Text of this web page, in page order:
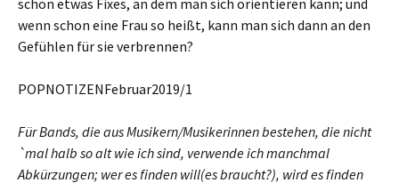
schon etwas Fixes, an dem man sich orientieren kann; und
wenn schon eine Frau so heißt, kann man sich dann an den
Gefühlen für sie verbrennen?
POPNOTIZENFebruar2019/1
Für Bands, die aus Musikern/Musikerinnenbestehen, dienicht
`malhalb so alt wie ich sind, verwende ich manchmal
Abkürzungen; wer es finden will(es braucht?), wird es finden